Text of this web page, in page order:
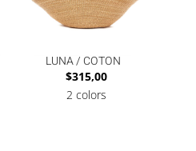
LUNA / COTON
$315,00
2 colors